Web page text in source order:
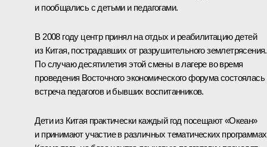
и пообщались с детьми и педагогами.
В 2008 году центр принял на отдых и реабилитацию детей
из Китая, пострадавших от разрушительного землетрясения.
По случаю десятилетия этой смены в лагере во время
проведения Восточного экономического форума состоялась
встреча педагогов и бывших воспитанников.
Дети из Китая практически каждый год посещают «Океан»
и принимают участие в различных тематических